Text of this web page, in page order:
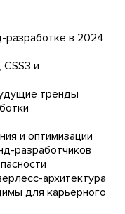
в 2024
и
тренды
и оптимизации
разработчиков
архитектура
для карьерного